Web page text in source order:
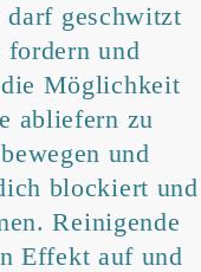
geschwitzt
fordern und
Möglichkeit
abliefern zu
und
blockiert und
Reinigende
Effekt auf und